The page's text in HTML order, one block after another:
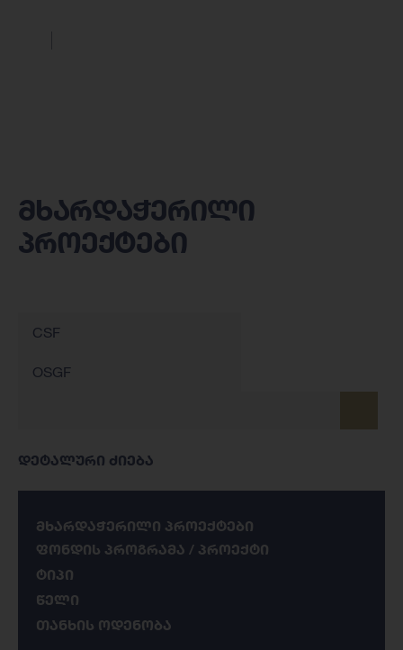
მხარდაჭერილი
პროექტები
CSF
OSGF
დეტალური ძიება
მხარდაჭერილი პროექტები
ფონდის პროგრამა / პროექტი
ტიპი
წელი
თანხის ოდენობა